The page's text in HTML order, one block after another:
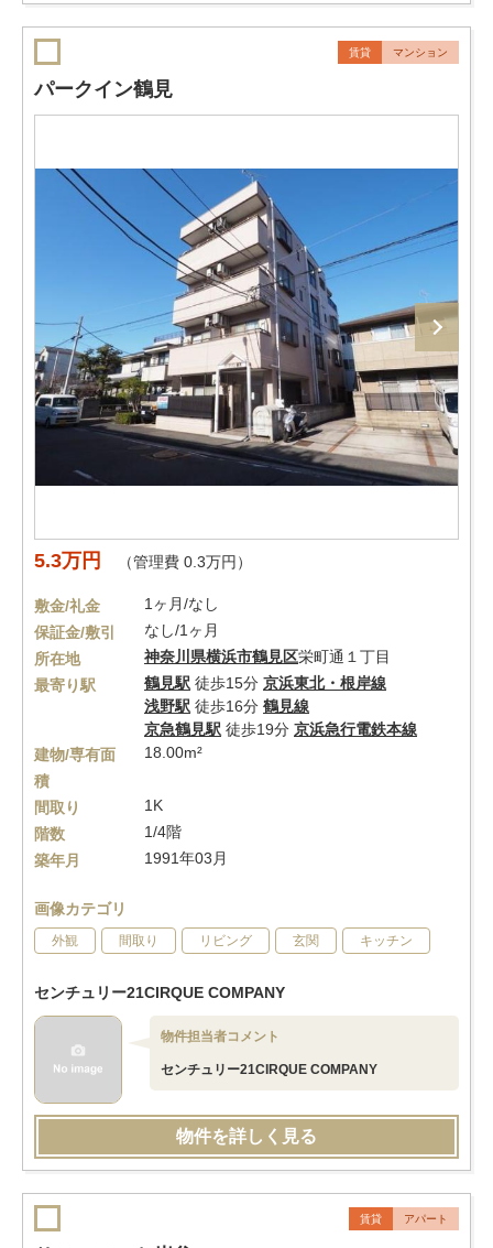
賃貸 マンション
パークイン鶴見
5.3万円 （管理費 0.3万円）
敷金/礼金
1ヶ月/なし
保証金/敷引
なし/1ヶ月
所在地
神奈川県横浜市鶴見区栄町通１丁目
最寄り駅
鶴見駅 徒歩15分 京浜東北・根岸線
浅野駅 徒歩16分 鶴見線
京急鶴見駅 徒歩19分 京浜急行電鉄本線
建物/専有面
積
18.00m²
間取り
1K
階数
1/4階
築年月
1991年03月
画像カテゴリ
外観 間取り リビング 玄関 キッチン
センチュリー21CIRQUE COMPANY
物件担当者コメント
センチュリー21CIRQUE COMPANY
物件を詳しく見る
賃貸 アパート